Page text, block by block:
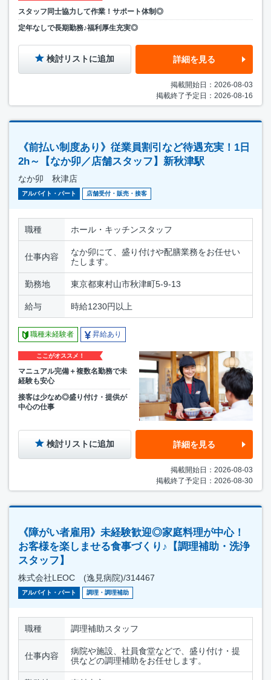
スタッフ同士協力して作業！サポート体制◎
定年なしで長期勤務♪福利厚生充実◎
検討リストに追加 詳細を見る
掲載開始日：2026-08-03
掲載終了予定日：2026-08-16
《前払い制度あり》従業員割引など待遇充実！1日
2h～【なか卯／店舗スタッフ】新秋津駅
なか卯 秋津店
アルバイト・パート 店舗受付・販売・接客
職種 ホール・キッチンスタッフ
仕事内容
なか卯にて、盛り付けや配膳業務をお任せい
たします。
勤務地 東京都東村山市秋津町5-9-13
給与 時給1230円以上
職種未経験者 昇給あり
ここがオススメ！
マニュアル完備＋複数名勤務で未
経験も安心
接客は少なめ◎盛り付け・提供が
中心の仕事
検討リストに追加 詳細を見る
掲載開始日：2026-08-03
掲載終了予定日：2026-08-30
《障がい者雇用》未経験歓迎◎家庭料理が中心！
お客様を楽しませる食事づくり♪【調理補助・洗浄
スタッフ】
株式会社LEOC (逸見病院)/314467
アルバイト・パート 調理・調理補助
職種 調理補助スタッフ
仕事内容
病院や施設、社員食堂などで、盛り付け・提
供などの調理補助をお任せします。